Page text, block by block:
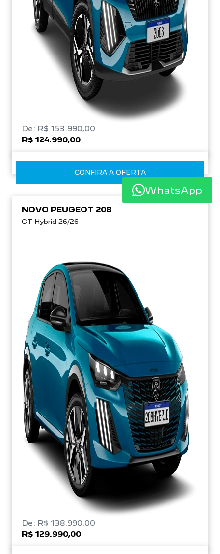
De: R$ 153.990,00
R$ 124.990,00
CONFIRA A OFERTA
NOVO PEUGEOT 208
GT Hybrid 26/26
De: R$ 138.990,00
R$ 129.990,00
WhatsApp